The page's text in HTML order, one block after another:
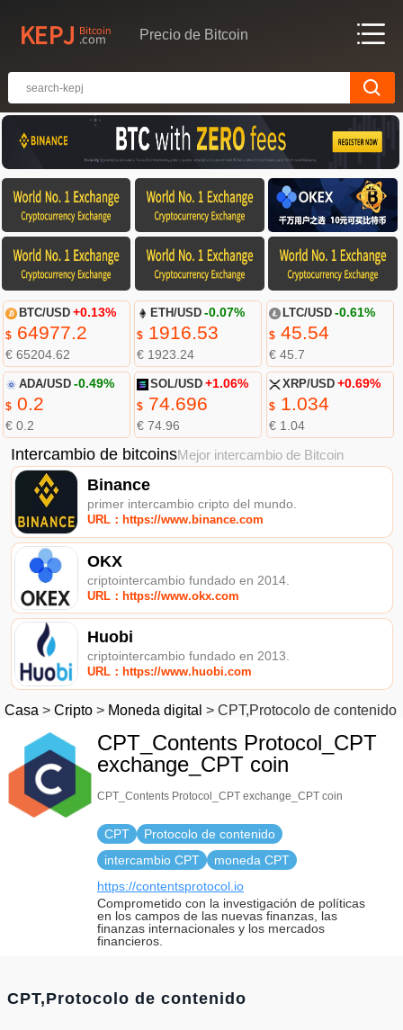
Precio de Bitcoin
BTC/USD +0.13%
$64977.2
€ 65204.62
ETH/USD -0.07%
$ 1916.53
€ 1923.24
LTC/USD -0.61%
$45.54
€ 45.7
ADA/USD -0.49%
$0.2
€ 0.2
SOL/USD +1.06%
$ 74.696
€ 74.96
XRP/USD +0.69%
$1.034
€ 1.04
Intercambio de bitcoinsMejor intercambio de Bitcoin
Binance
primer intercambio cripto del mundo.
URL：https://www.binance.com
OKX
criptointercambio fundado en 2014.
URL：https://www.okx.com
Huobi
criptointercambio fundado en 2013.
URL：https://www.huobi.com
Casa > Cripto > Moneda digital > CPT,Protocolo de contenido
CPT_Contents Protocol_CPT
exchange_CPT coin
CPT_Contents Protocol_CPT exchange_CPT coin
CPT
Protocolo de contenido
intercambio CPT
moneda CPT
https://contentsprotocol.io
Comprometido con la investigación de políticas
en los campos de las nuevas finanzas, las
finanzas internacionales y los mercados
financieros.
CPT,Protocolo de contenido